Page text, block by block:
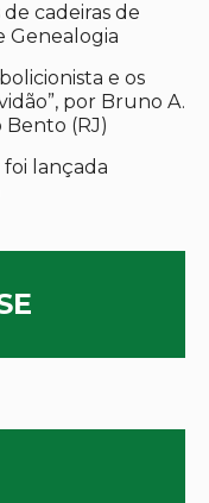
cadeiras de
Genealogia
e os
por Bruno A.
Bento (RJ)
foi lançada